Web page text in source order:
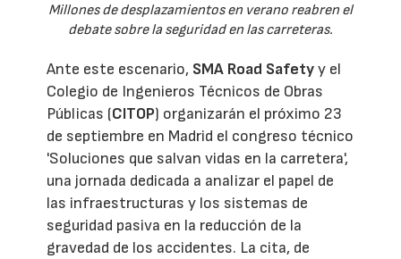
Millones de desplazamientos en verano reabren el
debate sobre la seguridad en las carreteras.
Ante este escenario, SMA Road Safetyy el
Colegio de Ingenieros Técnicos de Obras
Públicas (CITOP) organizarán el próximo 23
de septiembre en Madrid el congreso técnico
'Soluciones que salvan vidas en la carretera',
una jornada dedicada a analizar el papel de
las infraestructuras y los sistemas de
seguridad pasiva en la reducción de la
gravedad de los accidentes. La cita, de